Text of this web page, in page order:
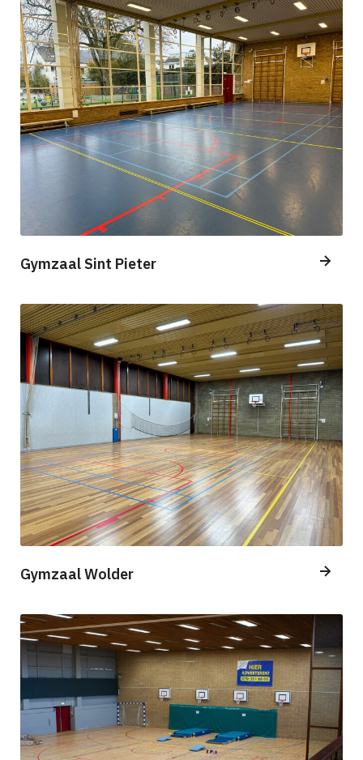
Gymzaal Sint Pieter
Gymzaal Wolder